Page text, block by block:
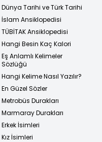
Dünya Tarihi ve Türk Tarihi
İslam Ansiklopedisi
TÜBİTAK Ansiklopedisi
Hangi Besin Kaç Kalori
Eş Anlamlı Kelimeler
Sözlüğü
Hangi Kelime Nasıl Yazılır?
En Güzel Sözler
Metrobüs Durakları
Marmaray Durakları
Erkek İsimleri
Kız İsimleri